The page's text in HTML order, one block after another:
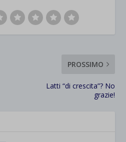
PROSSIMO
Latti “di crescita”? No
grazie!